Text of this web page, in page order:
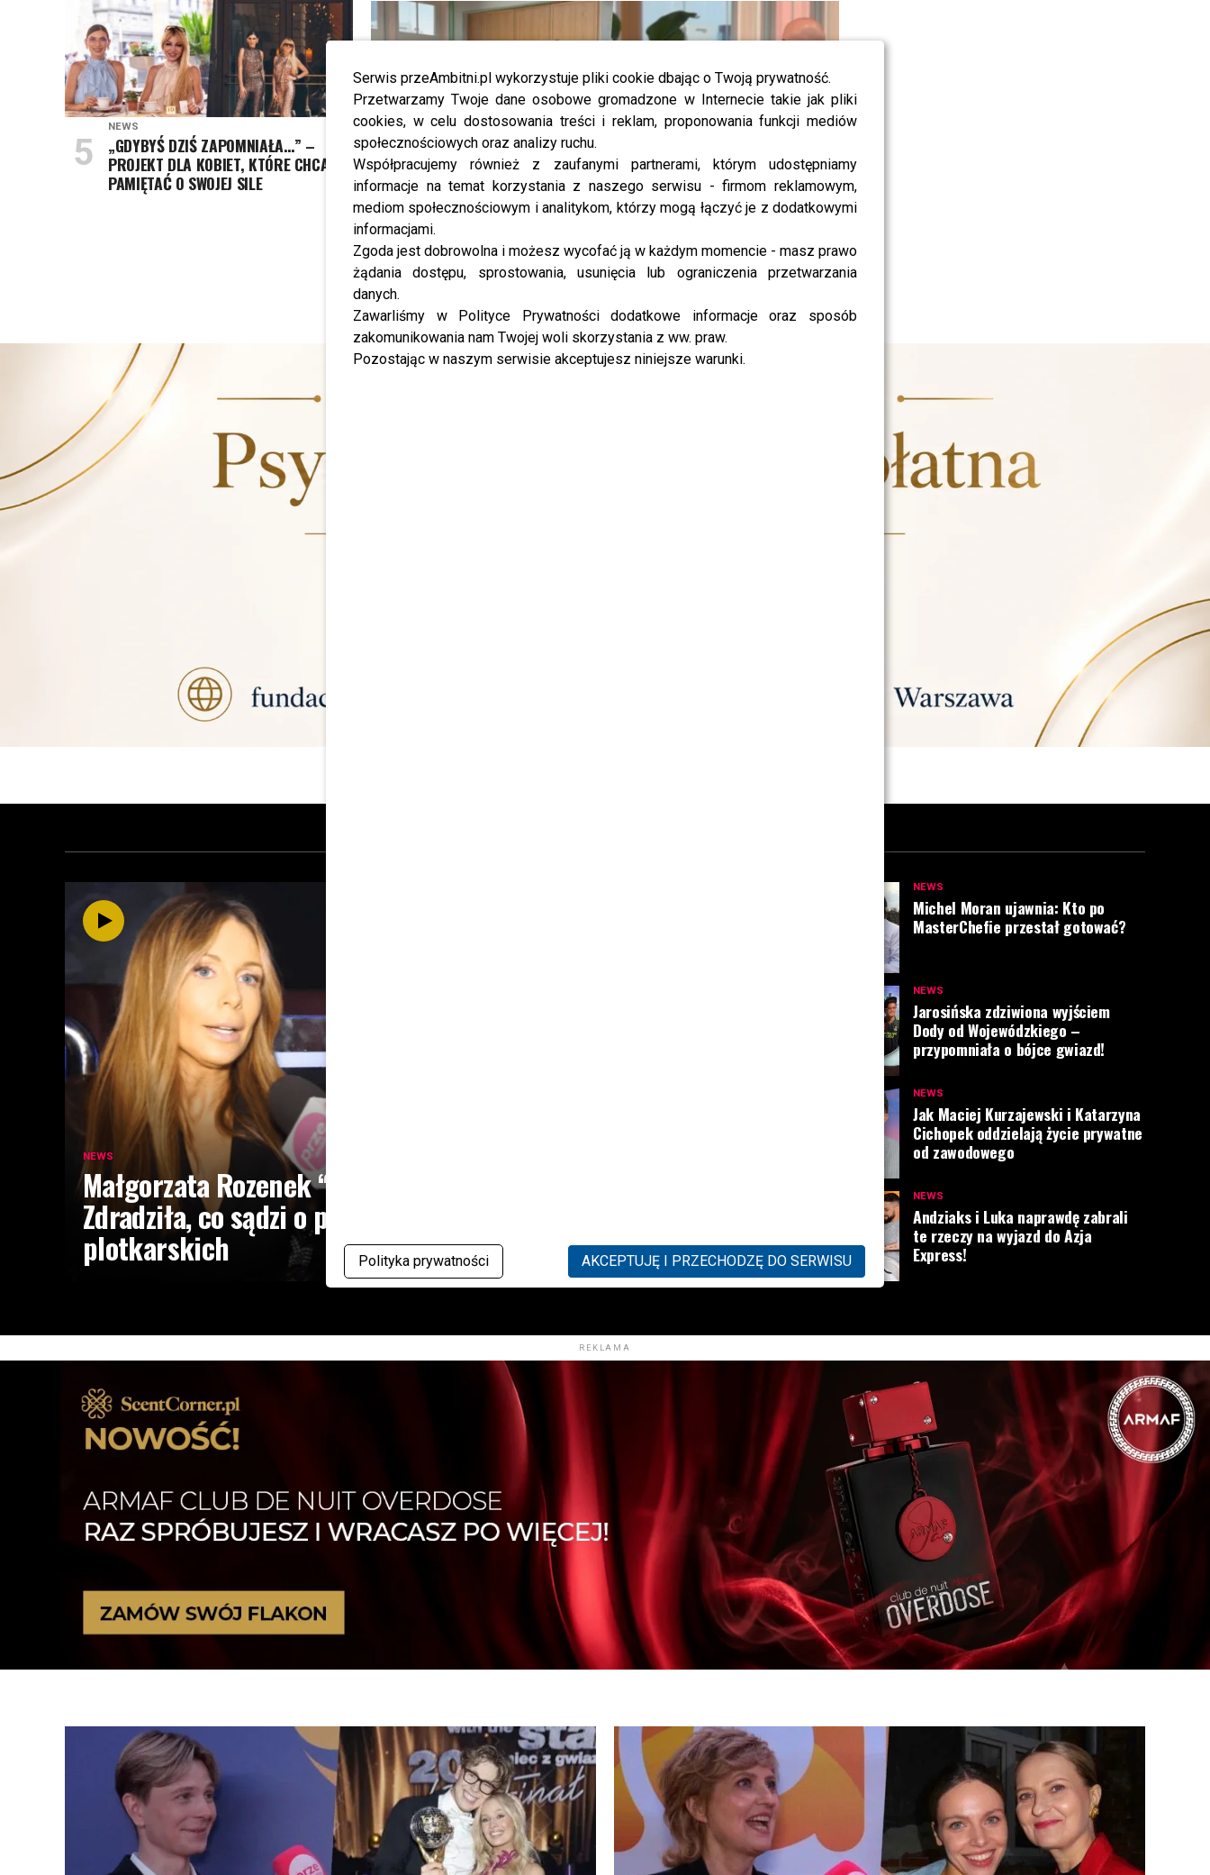
Serwis przeAmbitni.pl wykorzystuje pliki cookie dbając o Twoją prywatność.
Przetwarzamy Twoje dane osobowe gromadzone w Internecie takie jak pliki
cookies, w celu dostosowania treści i reklam, proponowania funkcji mediów
społecznościowych oraz analizy ruchu.
Współpracujemy również z zaufanymi partnerami, którym udostępniamy
informacje na temat korzystania z naszego serwisu - firmom reklamowym,
mediom społecznościowym i analitykom, którzy mogą łączyć je z dodatkowymi
informacjami.
Zgoda jest dobrowolna i możesz wycofać ją w każdym momencie - masz prawo
żądania dostępu, sprostowania, usunięcia lub ograniczenia przetwarzania
danych.
Zawarliśmy w Polityce Prywatności dodatkowe informacje oraz sposób
zakomunikowania nam Twojej woli skorzystania z ww. praw.
Pozostając w naszym serwisie akceptujesz niniejsze warunki.
Polityka prywatności AKCEPTUJĘ I PRZECHODZĘ DO SERWISU
Majka Jeżowska poprowadziła „Dzień dobry
TVN”. Nie wszyscy byli zachwyceni
NEWS
„GDYBYŚ DZIŚ ZAPOMNIAŁA…” –
PROJEKT DLA KOBIET, KTÓRE CHCĄ
PAMIĘTAĆ O SWOJEJ SILE
REKLAMA
NEWS
Małgorzata Rozenek “Gwiazdą roku”!
Zdradziła, co sądzi o portalach
plotkarskich
NEWS
Michel Moran ujawnia: Kto po
MasterChefie przestał gotować?
NEWS
Jarosińska zdziwiona wyjściem
Dody od Wojewódzkiego –
przypomniała o bójce gwiazd!
NEWS
Jak Maciej Kurzajewski i Katarzyna
Cichopek oddzielają życie prywatne
od zawodowego
NEWS
Andziaks i Luka naprawdę zabrali
te rzeczy na wyjazd do Azja
Express!
REKLAMA